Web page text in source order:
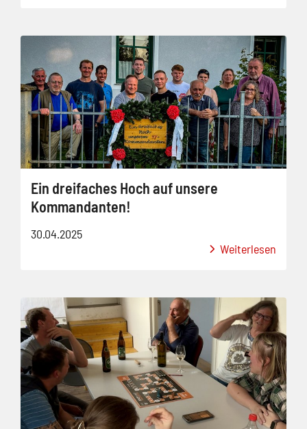
Ein dreifaches Hoch auf unsere
Kommandanten!
30.04.2025
Weiterlesen